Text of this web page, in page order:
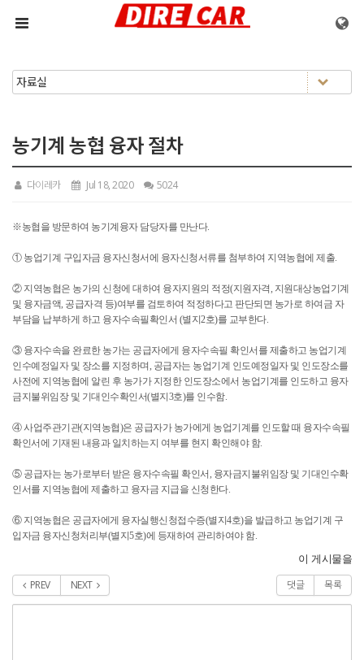
메뉴 건너뛰기
농기계 농협 융자 절차
다이레카 Jul 18, 2020 5024
※농협을 방문하여 농기계융자 담당자를 만난다.
① 농업기계 구입자금 융자신청서에 융자신청서류를 첨부하여 지역농협에 제출.
② 지역농협은 농가의 신청에 대하여 융자지원의 적정(지원자격, 지원대상농업기계
및 융자금액, 공급자격 등)여부를 검토하여 적정하다고 판단되면 농가로 하여금 자
부담을 납부하게 하고 융자수속필확인서 (별지2호)를 교부한다.
③ 융자수속을 완료한 농가는 공급자에게 융자수속필 확인서를 제출하고 농업기계
인수예정일자 및 장소를 지정하며, 공급자는 농업기계 인도예정일자 및 인도장소를
사전에 지역농협에 알린 후 농가가 지정한 인도장소에서 농업기계를 인도하고 융자
금지불위임장 및 기대인수확인서(별지3호)를 인수함.
④ 사업주관기관(지역농협)은 공급자가 농가에게 농업기계를 인도할 때 융자수속필
확인서에 기재된 내용과 일치하는지 여부를 현지 확인해야 함.
⑤ 공급자는 농가로부터 받은 융자수속필 확인서, 융자금지불위임장 및 기대인수확
인서를 지역농협에 제출하고 융자금 지급을 신청한다.
⑥ 지역농협은 공급자에게 융자실행신청접수증(별지4호)을 발급하고 농업기계 구
입자금 융자신청처리부(별지5호)에 등재하여 관리하여야 함.
이 게시물을
PREV NEXT 댓글 목록